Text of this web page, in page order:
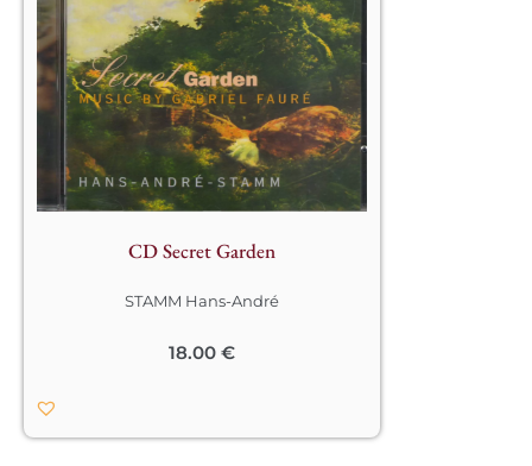
Arrangements Hans-André Stamm
C’est la musique de chambre et ses
fameuses chansons, qui permirent à
Gabriel Fauré d’exprimer le mieux son
tempérament lyrique. Il mit en
musique un bon nombre d’oeuvres
de poètes de la fin du XIX ème siècle,
principalement ceux de Verlaine
essentiellement dédiés à l’amour,  à la
sentimentaux.
CD Secret Garden
STAMM Hans-André
18.00 €